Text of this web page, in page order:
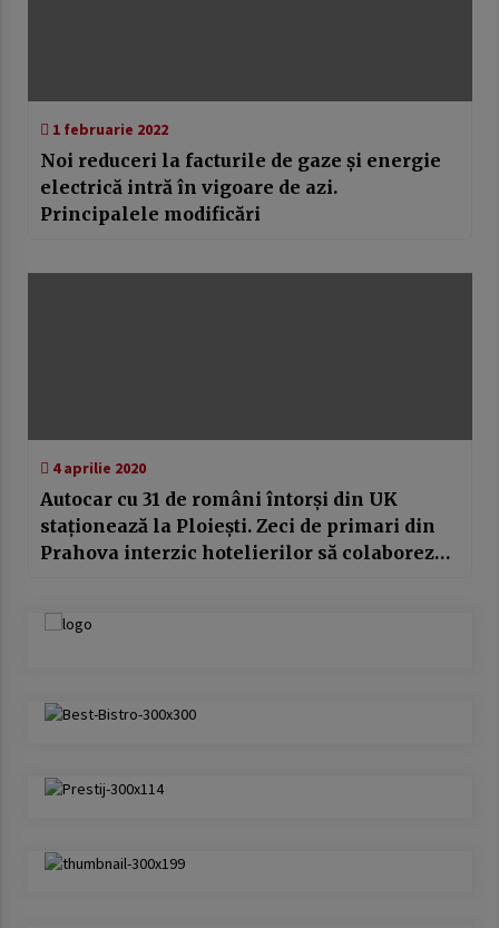
1 februarie 2022
Noi reduceri la facturile de gaze și energie
electrică intră în vigoare de azi.
Principalele modificări
4 aprilie 2020
Autocar cu 31 de români întorși din UK
staționează la Ploiești. Zeci de primari din
Prahova interzic hotelierilor să colaboreze